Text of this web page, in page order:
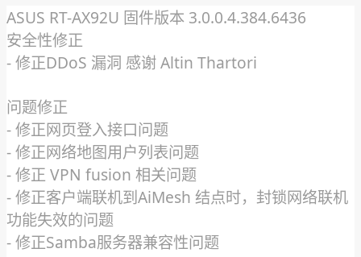
ASUS RT-AX92U 固件版本 3.0.0.4.384.6436
安全性修正
- 修正DDoS 漏洞 感谢 Altin Thartori
问题修正
- 修正网页登入接口问题
- 修正网络地图用户列表问题
- 修正 VPN fusion 相关问题
- 修正客户端联机到AiMesh 结点时，封锁网络联机
功能失效的问题
- 修正Samba服务器兼容性问题